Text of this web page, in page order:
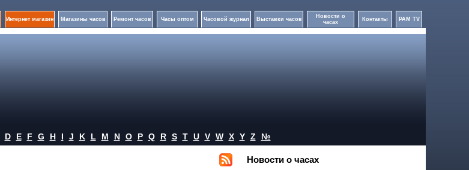
Интернет магазин Магазины часов Ремонт часов Часы оптом Часовой журнал Выставки часов
Новости о
часах
Контакты PAM TV
D E F G H I J K L M N O P Q R S T U V W X Y Z №
Новости о часах